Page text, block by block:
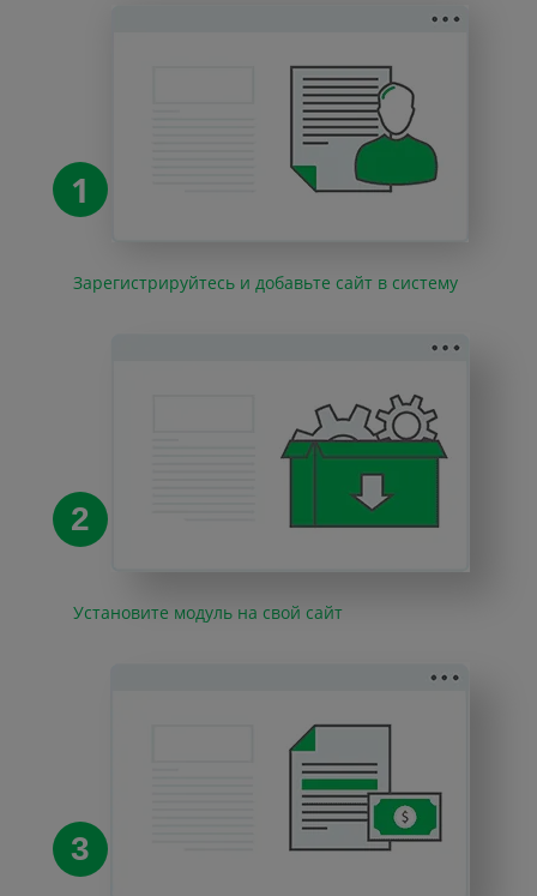
1
Зарегистрируйтесь и добавьте сайт в систему
2
Установите модуль на свой сайт
3